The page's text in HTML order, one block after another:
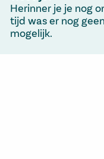
Herinner je je nog
tijd was er nog
mogelijk.